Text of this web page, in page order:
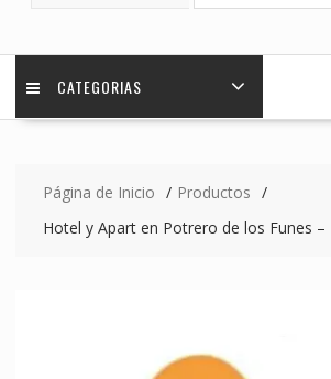
CATEGORIAS
Página de Inicio
Productos
Hotel y Apart en Potrero de los Funes –